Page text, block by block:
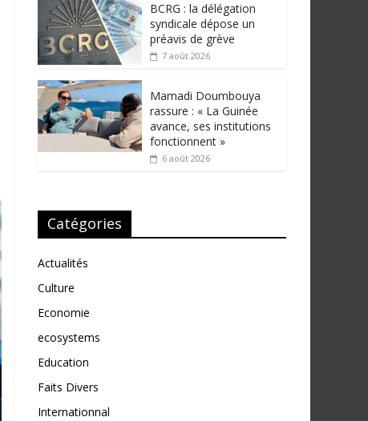
BCRG : la délégation
syndicale dépose un
préavis de grève
7 août 2026
Mamadi Doumbouya
rassure : « La Guinée
avance, ses institutions
fonctionnent »
6 août 2026
Catégories
Actualités
Culture
Economie
ecosystems
Education
Faits Divers
Internationnal